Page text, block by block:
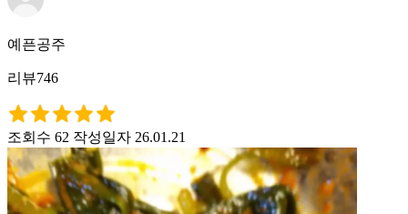
예픈공주
리뷰746
조회수 62 작성일자 26.01.21